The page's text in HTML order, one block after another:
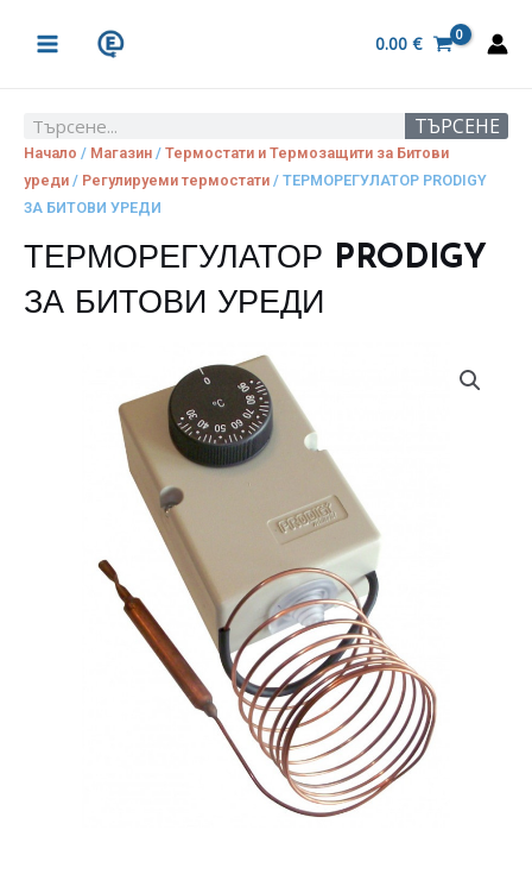
MENU
0.00 €
Search ТЪРСЕНЕ
Начало / Магазин / Термостати и Термозащити за Битови
уреди / Регулируеми термостати / ТЕРМОРЕГУЛАТОР PRODIGY
ЗА БИТОВИ УРЕДИ
ТЕРМОРЕГУЛАТОР PRODIGY
ЗА БИТОВИ УРЕДИ